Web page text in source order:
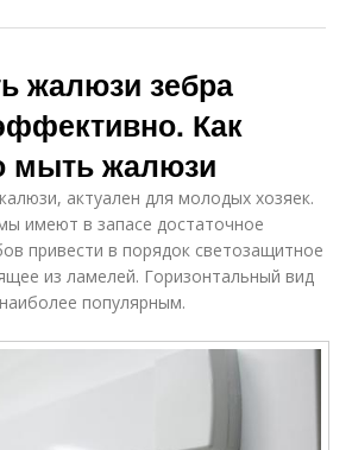
жалюзи зебра
Как
мыть жалюзи
актуален для молодых хозяек.
имеют в запасе достаточное
привести в порядок светозащитное
из ламелей. Горизонтальный вид
популярным.